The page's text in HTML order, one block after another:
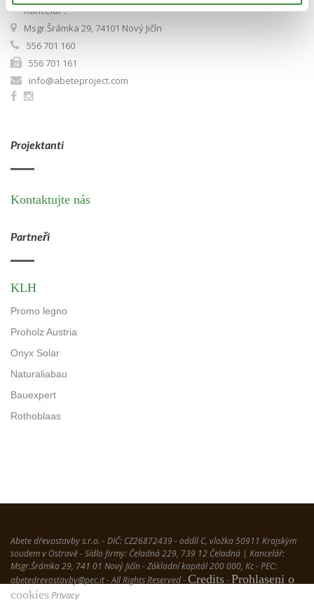
Kancelář :
Msgr.Šrámka 29, 74101 Nový Jičín
556 701 160
556 701 161
info@abeteproject.com
Projektanti
Kontaktujte nás
Partneři
KLH
Promo legno
Proholz Austria
Onyx Solar
Naturaliabau
Bauexpert
Rothoblaas
Abete dřevostavby s.r.o. - DIČ: CZ26872439 - oddìl C, vložka 50911 Krajskỳm
soudem v Ostravě - Sídlo firmy: Čeladná 229, 739 12 Čeladná | Kancelář:
Msgr.Šrámka 29, 741 01 Nový Jičín - Základní kapitál 200 000, Kc - PEC:
abetedrevostavby@pec.it- All Rights Reserved -Credits-Prohlaseni o
cookiesPrivacy